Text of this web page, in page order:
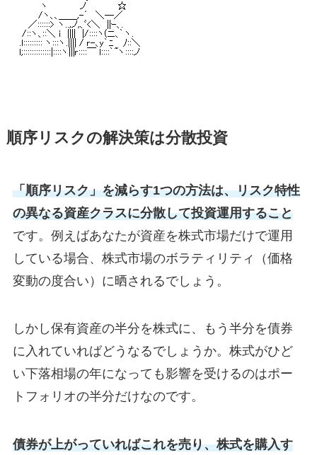
順序リスクの解決策は分散投資
「順序リスク」を減らす1つの方法は、リスク特性
の異なる資産クラスに分散して投資運用すること
です。例えばあなたが資産を株式市場だけで運用
している場合、株式市場のボラティリティ（価格
変動の度合い）に晒されるでしょう。
しかし保有資産の半分を株式に、もう半分を債券
に入れていればどうなるでしょうか。株式がひど
い下落相場の年になっても影響を受けるのはポー
トフォリオの半分だけなのです。
債券が上がっていればこれを売り、株式を購入す